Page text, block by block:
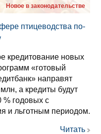
Новое в законодательстве
пти­це­водс­тва по­
кредитование новых
«готовый
направят
а кредиты будут
% годовых с
и льготным периодом.
Читать